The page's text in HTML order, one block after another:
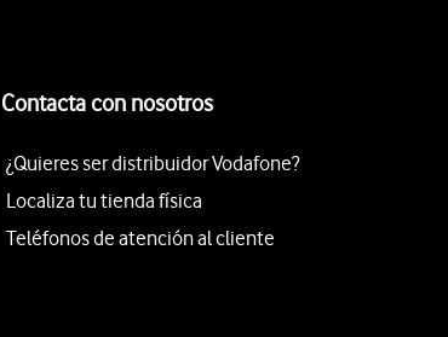
Contacta con nosotros
¿Quieres ser distribuidor Vodafone?
Localiza tu tienda física
Teléfonos de atención al cliente